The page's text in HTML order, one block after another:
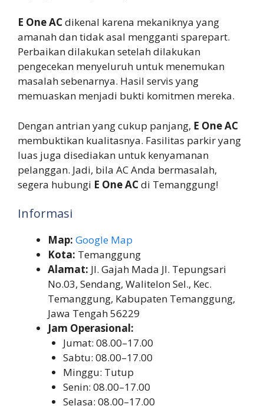
E One ACdikenal karena mekaniknya yang
amanah dan tidak asal mengganti sparepart.
Perbaikan dilakukan setelah dilakukan
pengecekan menyeluruh untuk menemukan
masalah sebenarnya. Hasil servis yang
memuaskan menjadi bukti komitmen mereka.
Dengan antrian yang cukup panjang, E One AC
membuktikan kualitasnya. Fasilitas parkir yang
luas juga disediakan untuk kenyamanan
pelanggan. Jadi, bila AC Anda bermasalah,
segera hubungi E One ACdi Temanggung!
Informasi
Map: Google Map
Kota: Temanggung
Alamat: Jl. Gajah Mada Jl. Tepungsari
No.03, Sendang, Walitelon Sel., Kec.
Temanggung, Kabupaten Temanggung,
Jawa Tengah 56229
Jam Operasional:
Jumat: 08.00–17.00
Sabtu: 08.00–17.00
Minggu: Tutup
Senin: 08.00–17.00
Selasa: 08.00–17.00